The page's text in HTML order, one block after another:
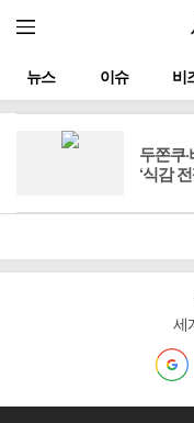
뉴스 이슈 비
두쫀쿠
‘식감
세